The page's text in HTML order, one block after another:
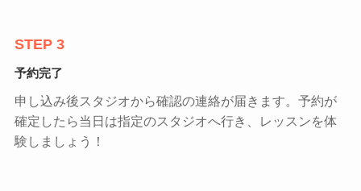
STEP 3
予約完了
申し込み後スタジオから確認の連絡が届きます。予約が
確定したら当日は指定のスタジオへ行き、レッスンを体
験しましょう！